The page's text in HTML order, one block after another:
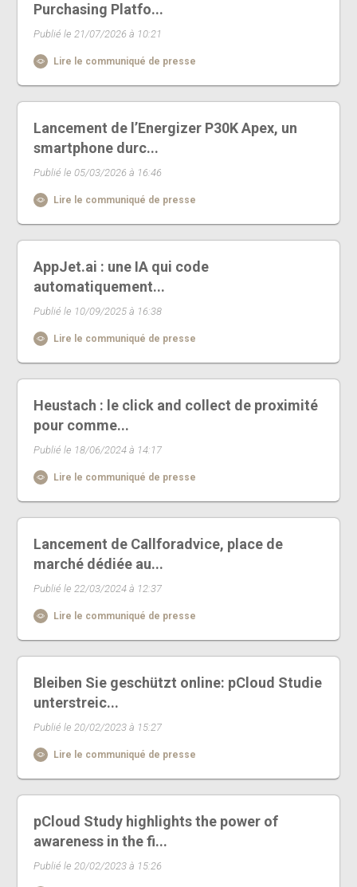
Purchasing Platfo...
Publié le 21/07/2026 à 10:21
Lire le communiqué de presse
Lancement de l’Energizer P30K Apex, un
smartphone durc...
Publié le 05/03/2026 à 16:46
Lire le communiqué de presse
AppJet.ai : une IA qui code
automatiquement...
Publié le 10/09/2025 à 16:38
Lire le communiqué de presse
Heustach : le click and collect de proximité
pour comme...
Publié le 18/06/2024 à 14:17
Lire le communiqué de presse
Lancement de Callforadvice, place de
marché dédiée au...
Publié le 22/03/2024 à 12:37
Lire le communiqué de presse
Bleiben Sie geschützt online: pCloud Studie
unterstreic...
Publié le 20/02/2023 à 15:27
Lire le communiqué de presse
pCloud Study highlights the power of
awareness in the fi...
Publié le 20/02/2023 à 15:26